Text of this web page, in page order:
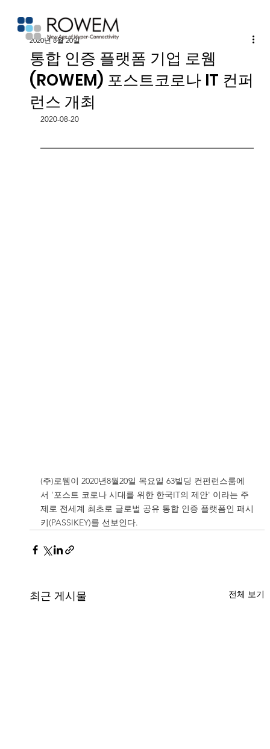
통합 인증 플랫폼 기업 로웸
(ROWEM) 포스트코로나 IT 컨퍼
런스 개최
2020년 8월 20일
2020-08-20
(주)로웸이 2020년8월20일 목요일 63빌딩 컨펀런스룸에
서 '포스트 코로나 시대를 위한 한국IT의 제안' 이라는 주
제로 전세계 최초로 글로벌 공유 통합 인증 플랫폼인 패시
키(PASSIKEY)를 선보인다.
최근 게시물 전체 보기